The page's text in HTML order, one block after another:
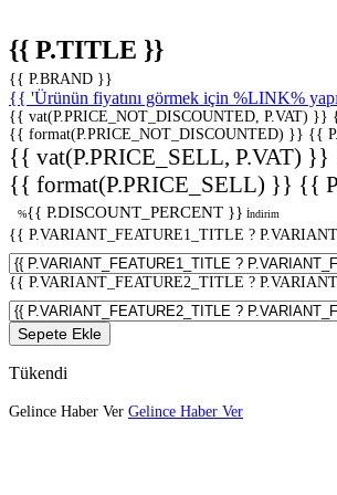
{{ P.TITLE }}
{{ P.BRAND }}
{{ 'Ürünün fiyatını görmek için %LINK%
{{ vat(P.PRICE_NOT_DISCOUNTED, P.VAT) }}
{{ format(P.PRICE_NOT_DISCOUNTED) }} {{
{{ vat(P.PRICE_SELL, P.VAT) }}
{{ format(P.PRICE_SELL) }} {{
%{{ P.DISCOUNT_PERCENT }} İndirim
{{ P.VARIANT_FEATURE1_TITLE ?
{{ P.VARIANT_FEATURE2_TITLE ?
Sepete Ekle
Tükendi
Gelince Haber Ver Gelince Haber Ver